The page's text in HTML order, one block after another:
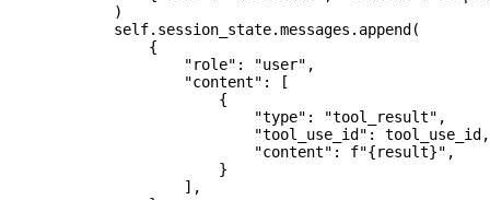
            )
            self
.session_state.messages.append(
                {
                    "role"
: "user" ,
                    "content"
: [
                        {
                            "type"
: "tool_result" ,
                            "tool_use_id"
: tool_use_id,
                            "content"
: f"{result}" ,
                        }
                    ],